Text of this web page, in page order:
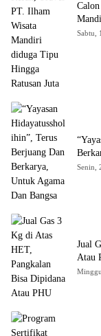
Sabtu,
Senin,
Jual
Atau